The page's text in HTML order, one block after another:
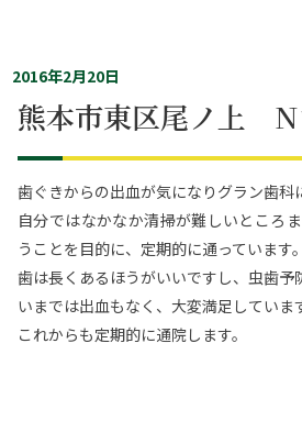
2016年2月20日
熊本市東区尾ノ上 N
歯ぐきからの出血が気になりグラン歯科
自分ではなかなか清掃が難しいところ
うことを目的に、定期的に通っています。
歯は長くあるほうがいいですし、虫歯予
いまでは出血もなく、大変満足していま
これからも定期的に通院します。